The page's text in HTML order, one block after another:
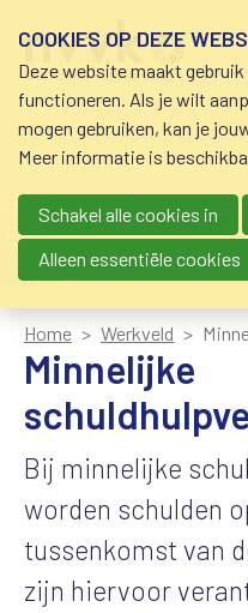
schuldhulp •
krediet •
Main navigation
nieuws agenda
Home Werkveld
Minnelijke
Bij minnelijke
worden schulden
tussenkomst van
zijn hiervoor
COOKIES OP DEZE
Deze website maakt
functioneren. Als je wilt
mogen gebruiken, kan je
Meer informatie is
Schakel alle cookies in
Alleen essentiële cookies